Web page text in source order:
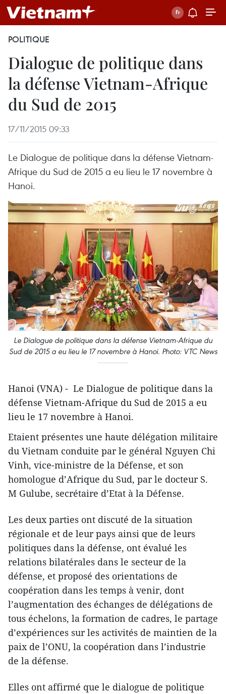
POLITIQUE
Dialogue de politique dans
la défense Vietnam-Afrique
du Sud de 2015
17/11/2015 09:33
Le Dialogue de politique dans la défense Vietnam-
Afrique du Sud de 2015 a eu lieu le 17 novembre à
Hanoi.
Le Dialogue de politique dans la défense Vietnam-Afrique du
Sud de 2015 a eu lieu le 17 novembre à Hanoi. Photo: VTC News
Hanoi (VNA) - Le Dialogue de politique dans la
défense Vietnam-Afrique du Sud de 2015 a eu
lieu le 17 novembre à Hanoi.
Etaient présentes une haute délégation militaire
du Vietnam conduite par le général Nguyen Chi
Vinh, vice-ministre de la Défense, et son
homologue d’Afrique du Sud, par le docteur S.
M Gulube, secrétaire d’Etat à la Défense.
Les deux parties ont discuté de la situation
régionale et de leur pays ainsi que de leurs
politiques dans la défense, ont évalué les
relations bilatérales dans le secteur de la
défense, et proposé des orientations de
coopération dans les temps à venir, dont
l’augmentation des échanges de délégations de
tous échelons, la formation de cadres, le partage
d’expériences sur les activités de maintien de la
paix de l’ONU, la coopération dans l’industrie
de la défense.
Elles ont affirmé que le dialogue de politique